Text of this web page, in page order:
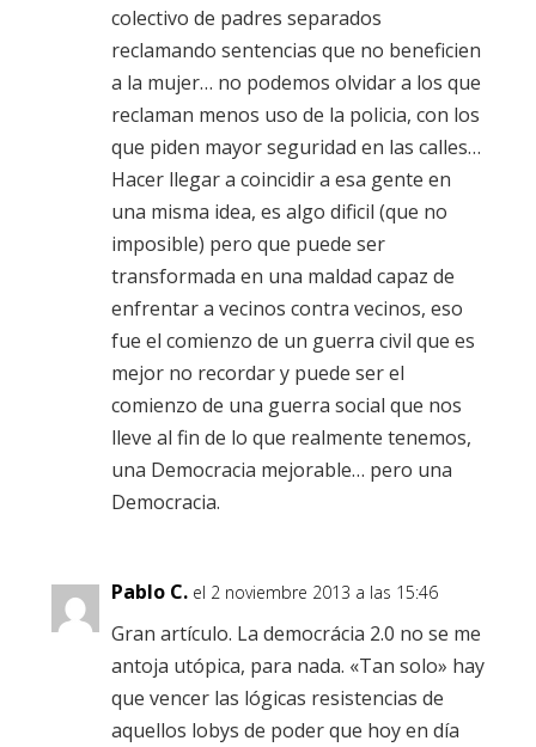
colectivo de padres separados
reclamando sentencias que no beneficien
a la mujer… no podemos olvidar a los que
reclaman menos uso de la policia, con los
que piden mayor seguridad en las calles…
Hacer llegar a coincidir a esa gente en
una misma idea, es algo dificil (que no
imposible) pero que puede ser
transformada en una maldad capaz de
enfrentar a vecinos contra vecinos, eso
fue el comienzo de un guerra civil que es
mejor no recordar y puede ser el
comienzo de una guerra social que nos
lleve al fin de lo que realmente tenemos,
una Democracia mejorable… pero una
Democracia.
Pablo C. el 2 noviembre 2013 a las 15:46
Gran artículo. La democrácia 2.0 no se me
antoja utópica, para nada. «Tan solo» hay
que vencer las lógicas resistencias de
aquellos lobys de poder que hoy en día